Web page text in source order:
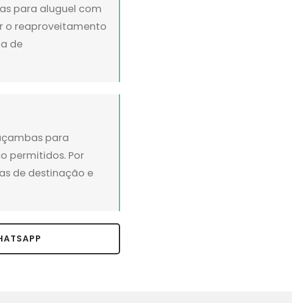
para aluguel com
o reaproveitamento
de
para
permitidos. Por
de destinação e